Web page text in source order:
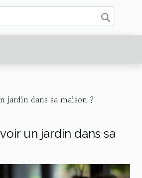
jardin dans sa maison ?
un jardin dans sa